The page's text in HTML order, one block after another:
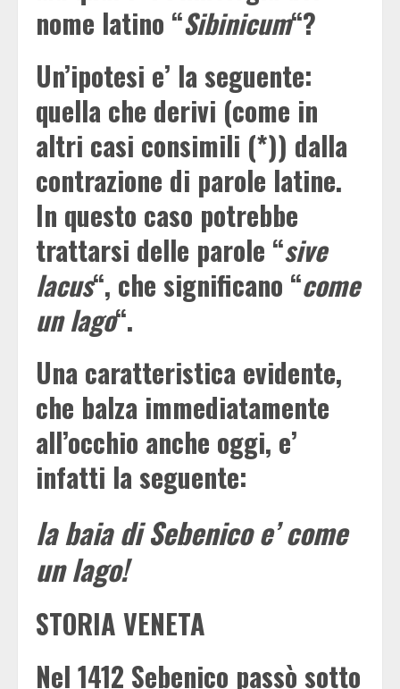
nome latino “Sibinicum“?
Un’ipotesi e’ la seguente:
quella che derivi (come in
altri casi consimili (*)) dalla
contrazione di parole latine.
In questo caso potrebbe
trattarsi delle parole “sive
lacus“, che significano “come
un lago“.
Una caratteristica evidente,
che balza immediatamente
all’occhio anche oggi, e’
infatti la seguente:
la baia di Sebenico e’ come
un lago!
STORIA VENETA
Nel 1412 Sebenico passò sotto